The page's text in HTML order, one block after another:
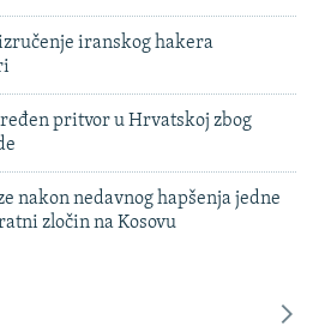
iranskog hakera
pritvor u Hrvatskoj zbog
nakon nedavnog hapšenja jedne
zločin na Kosovu